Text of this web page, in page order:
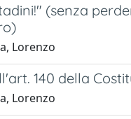
(senza
Lorenzo
140 della
Lorenzo